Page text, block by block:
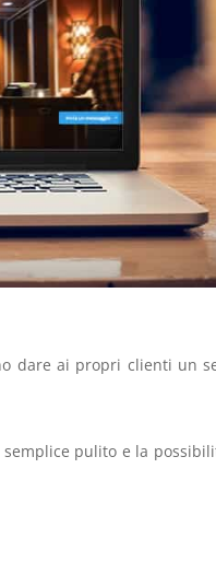
dare ai propri clienti un
pulito e la